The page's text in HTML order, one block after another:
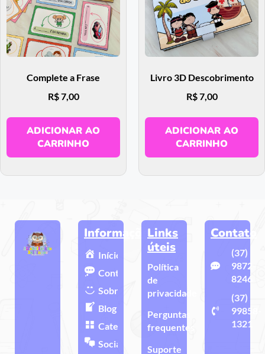
Complete a Frase
R$7,00
ADICIONAR AO
CARRINHO
Livro 3D Descobrimento
R$7,00
ADICIONAR AO
CARRINHO
Informações
Início
Contato
Sobre
Blog
Categorias
Sociais
Links
úteis
Política
de
privacidade
Perguntas
frequentes
Suporte
Contato
(37)
9872-
8246
(37)
99858-
1321